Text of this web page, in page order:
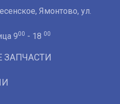
Ямонтово, ул.
900 - 18 00
ЗАПЧАСТИ